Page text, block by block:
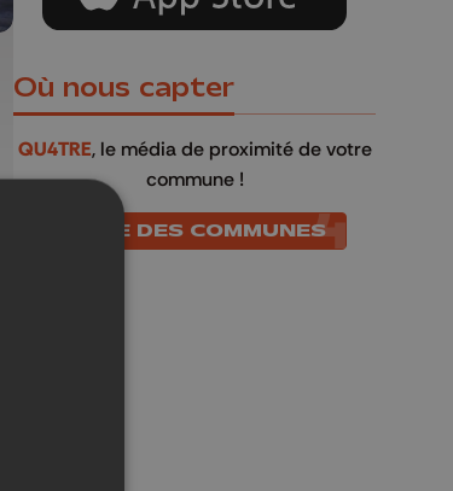
Où nous capter
QU4TRE, le média de proximité de votre
commune !
LISTE DES COMMUNES